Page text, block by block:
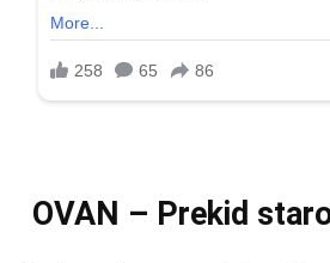
OVAN – Prekid